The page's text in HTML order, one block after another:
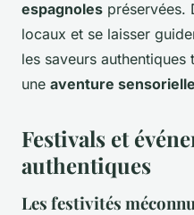
espagnoles préservées.
locaux et se laisser
les saveurs
une aventure sensorielle
Festivals et
authentiques
Les festivités